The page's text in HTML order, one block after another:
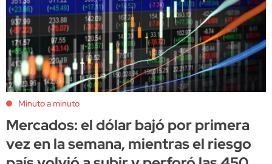
Minuto a minuto
Mercados: el dólar bajó por primera
vez en la semana, mientras el riesgo